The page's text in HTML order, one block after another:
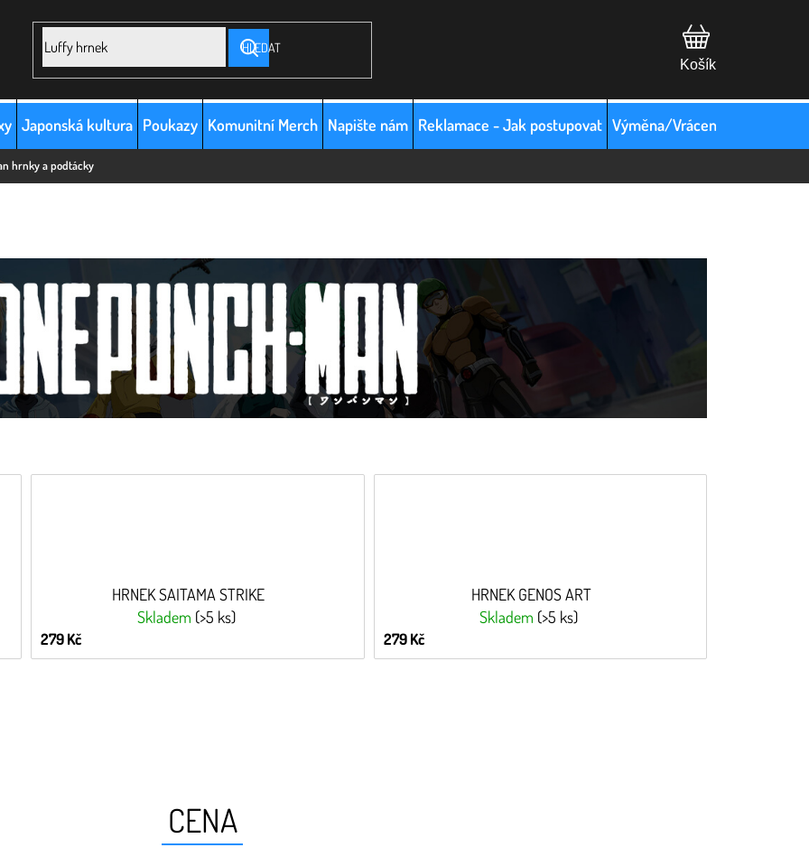
HLEDAT
Japonská kultura Poukazy Komunitní Merch Napište nám Reklamace - Jak postupovat Výměna/Vrácení zboží
hrnky a podtácky
HRNEK SAITAMA STRIKE
Skladem (>5 ks)
279 Kč
HRNEK GENOS ART
Skladem (>5 ks)
279 Kč
CENA